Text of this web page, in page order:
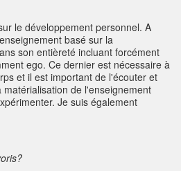
le développement personnel. A
basé sur la
son entièreté incluant forcément
ego. Ce dernier est nécessaire à
et il est important de l'écouter et
de l'enseignement
Je suis également